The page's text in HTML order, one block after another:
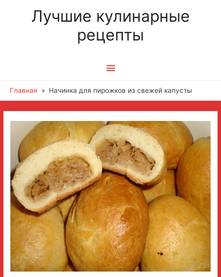
Лучшие кулинарные
рецепты
Главное
меню
Главная Начинка для пирожков из свежей капусты